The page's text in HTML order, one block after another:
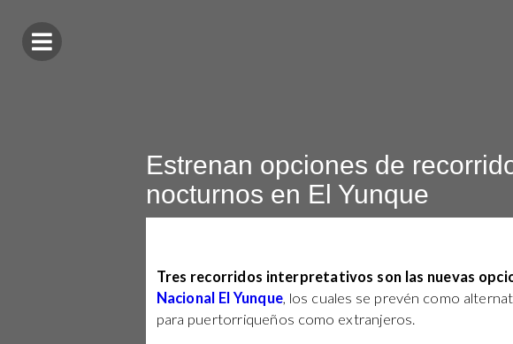
Estrenan opciones de
nocturnos en El Yunque
Tres recorridos interpretativos son las nuevas
Nacional El Yunque, los cuales se prevén como
para puertorriqueños como extranjeros.